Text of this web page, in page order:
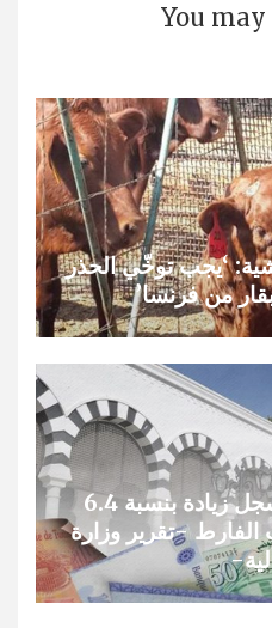
You
‘يجب توخّي الحذر
من فرنسا’
المداخيل الجبائية تسجل زيادة بنسبة 6.4
الفارط -تقرير وزارة